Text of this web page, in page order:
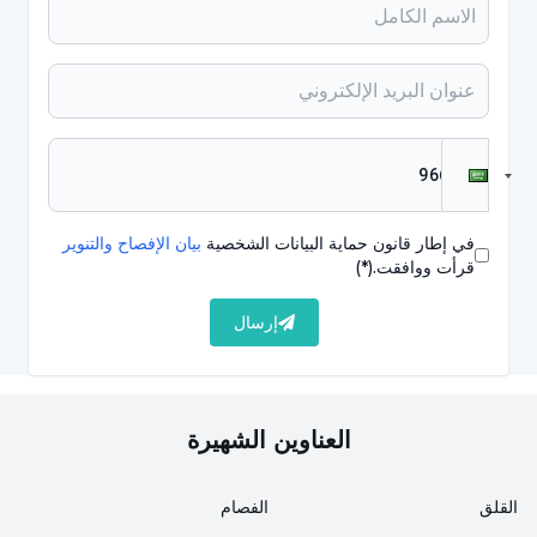
الجهاز الهضمي، مما يسبب الغثيان أو القيء أو الإسهال.
تختلف الأعراض حسب نوع الفيروس والمنطقة المصابة
والجهاز المناعي للشخص.
كيف تنتقل العدوى الفيروسية؟
يمكن أن تنتقل العدوى الفيروسية عادةً من شخص إلى آخر
من خلال الاتصال المباشر أو التنفس أو من خلال الأشياء
المشتركة أو من خلال الماء والطعام الملوث. طرق انتقال
يمكن أن يدخل الرذاذ المحتوي على الفيروس إلى
الأشخاص الذين يستنشقون هذه الرذاذ أو يتواجدون في
في إطار قانون حماية البيانات الشخصية بيان الإفصاح والتنوير
قرأت ووافقت.(*)
إرسال
العناوين الشهيرة
القلق
الفصام